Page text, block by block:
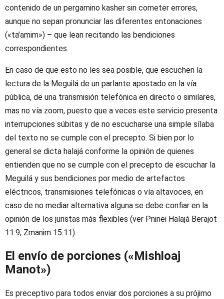
contenido de un pergamino kasher sin cometer errores,
aunque no sepan pronunciar las diferentes entonaciones
(«ta’amim») – que lean recitando las bendiciones
correspondientes.
En caso de que esto no les sea posible, que escuchen la
lectura de la Meguilá de un parlante apostado en la vía
pública, de una transmisión telefónica en directo o similares,
mas no vía zoom, puesto que a veces este servicio presenta
interrupciones súbitas y de no escucharse una simple sílaba
del texto no se cumple con el precepto. Si bien por lo
general se dicta halajá conforme la opinión de quienes
entienden que no se cumple con el precepto de escuchar la
Meguilá y sus bendiciones por medio de artefactos
eléctricos, transmisiones telefónicas o vía altavoces, en
caso de no mediar alternativa alguna se debe confiar en la
opinión de los juristas más flexibles (ver Pninei Halajá Berajot
11:9, Zmanim 15:11).
El envío de porciones («Mishloaj
Manot»)
Es preceptivo para todos enviar dos porciones a su prójimo